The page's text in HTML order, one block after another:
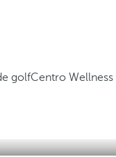
golfCentro Wellness